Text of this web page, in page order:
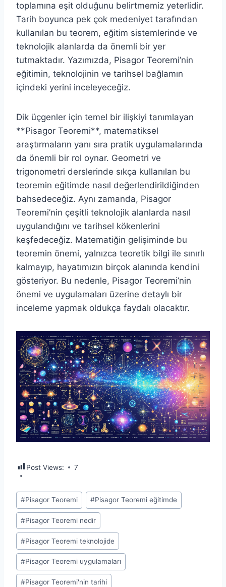
toplamına eşit olduğunu belirtmemiz yeterlidir.
Tarih boyunca pek çok medeniyet tarafından
kullanılan bu teorem, eğitim sistemlerinde ve
teknolojik alanlarda da önemli bir yer
tutmaktadır. Yazımızda, Pisagor Teoremi’nin
eğitimin, teknolojinin ve tarihsel bağlamın
içindeki yerini inceleyeceğiz.
Dik üçgenler için temel bir ilişkiyi tanımlayan
**Pisagor Teoremi**, matematiksel
araştırmaların yanı sıra pratik uygulamalarında
da önemli bir rol oynar. Geometri ve
trigonometri derslerinde sıkça kullanılan bu
teoremin eğitimde nasıl değerlendirildiğinden
bahsedeceğiz. Aynı zamanda, Pisagor
Teoremi’nin çeşitli teknolojik alanlarda nasıl
uygulandığını ve tarihsel kökenlerini
keşfedeceğiz. Matematiğin gelişiminde bu
teoremin önemi, yalnızca teoretik bilgi ile sınırlı
kalmayıp, hayatımızın birçok alanında kendini
gösteriyor. Bu nedenle, Pisagor Teoremi’nin
önemi ve uygulamaları üzerine detaylı bir
inceleme yapmak oldukça faydalı olacaktır.
Post Views: 7
Post
Tags:
#Pisagor Teoremi #Pisagor Teoremi eğitimde
#Pisagor Teoremi nedir
#Pisagor Teoremi teknolojide
#Pisagor Teoremi uygulamaları
#Pisagor Teoremi'nin tarihi